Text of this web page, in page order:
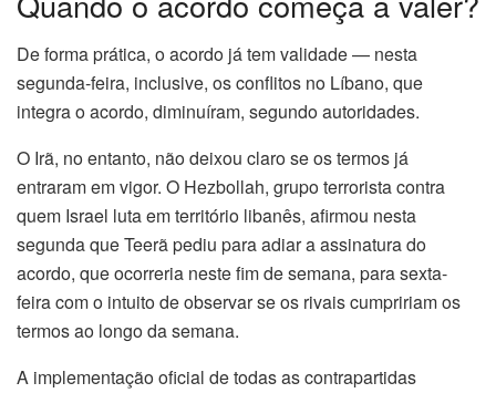
De forma prática, o acordo já tem validade — nesta
segunda-feira, inclusive, os conflitos no Líbano, que
integra o acordo, diminuíram, segundo autoridades.
O Irã, no entanto, não deixou claro se os termos já
entraram em vigor. O Hezbollah, grupo terrorista contra
quem Israel luta em território libanês, afirmou nesta
segunda que Teerã pediu para adiar a assinatura do
acordo, que ocorreria neste fim de semana, para sexta-
feira com o intuito de observar se os rivais cumpririam os
termos ao longo da semana.
A implementação oficial de todas as contrapartidas